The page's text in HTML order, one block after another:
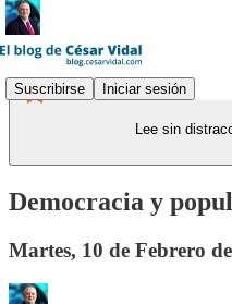
Suscribirse Iniciar sesión
Lee sin
Democracia y
Martes, 10 de Febrero